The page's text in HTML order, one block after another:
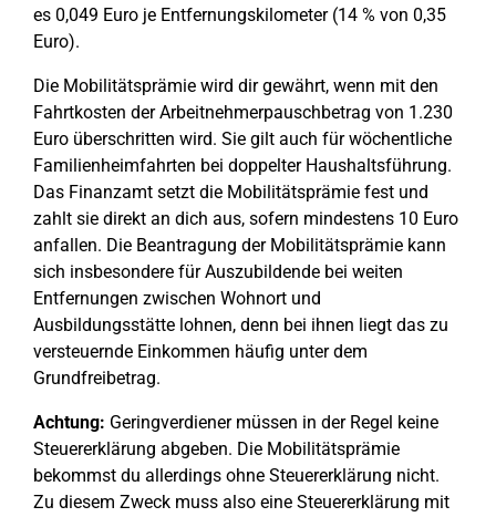
es 0,049 Euro je Entfernungskilometer (14 % von 0,35
Euro).
Die Mobilitätsprämie wird dir gewährt, wenn mit den
Fahrtkosten der Arbeitnehmerpauschbetrag von 1.230
Euro überschritten wird. Sie gilt auch für wöchentliche
Familienheimfahrten bei doppelter Haushaltsführung.
Das Finanzamt setzt die Mobilitätsprämie fest und
zahlt sie direkt an dich aus, sofern mindestens 10 Euro
anfallen. Die Beantragung der Mobilitätsprämie kann
sich insbesondere für Auszubildende bei weiten
Entfernungen zwischen Wohnort und
Ausbildungsstätte lohnen, denn bei ihnen liegt das zu
versteuernde Einkommen häufig unter dem
Grundfreibetrag.
Achtung: Geringverdiener müssen in der Regel keine
Steuererklärung abgeben. Die Mobilitätsprämie
bekommst du allerdings ohne Steuererklärung nicht.
Zu diesem Zweck muss also eine Steuererklärung mit